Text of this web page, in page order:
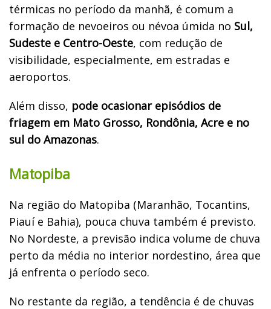
térmicas no período da manhã, é comum a
formação de nevoeiros ou névoa úmida no Sul,
Sudeste e Centro-Oeste, com redução de
visibilidade, especialmente, em estradas e
aeroportos.
Além disso, pode ocasionar episódios de
friagem em Mato Grosso, Rondônia, Acre e no
sul do Amazonas.
Matopiba
Na região do Matopiba (Maranhão, Tocantins,
Piauí e Bahia), pouca chuva também é previsto.
No Nordeste, a previsão indica volume de chuva
perto da média no interior nordestino, área que
já enfrenta o período seco.
No restante da região, a tendência é de chuvas